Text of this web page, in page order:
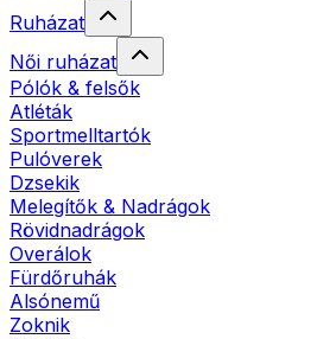
Ruházat
Női ruházat
Pólók & felsők
Atléták
Sportmelltartók
Pulóverek
Dzsekik
Melegítők & Nadrágok
Rövidnadrágok
Overálok
Fürdőruhák
Alsónemű
Zoknik